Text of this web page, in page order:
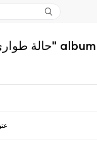
More from "حالة طوارئ" album